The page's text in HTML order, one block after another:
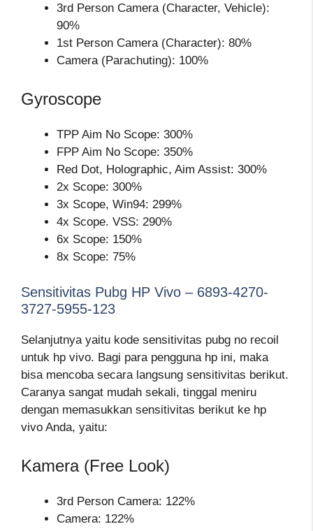
3rd Person Camera (Character, Vehicle):
90%
1st Person Camera (Character): 80%
Camera (Parachuting): 100%
Gyroscope
TPP Aim No Scope: 300%
FPP Aim No Scope: 350%
Red Dot, Holographic, Aim Assist: 300%
2x Scope: 300%
3x Scope, Win94: 299%
4x Scope. VSS: 290%
6x Scope: 150%
8x Scope: 75%
Sensitivitas Pubg HP Vivo – 6893-4270-
3727-5955-123
Selanjutnya yaitu kode sensitivitas pubg no recoil
untuk hp vivo. Bagi para pengguna hp ini, maka
bisa mencoba secara langsung sensitivitas berikut.
Caranya sangat mudah sekali, tinggal meniru
dengan memasukkan sensitivitas berikut ke hp
vivo Anda, yaitu:
Kamera (Free Look)
3rd Person Camera: 122%
Camera: 122%